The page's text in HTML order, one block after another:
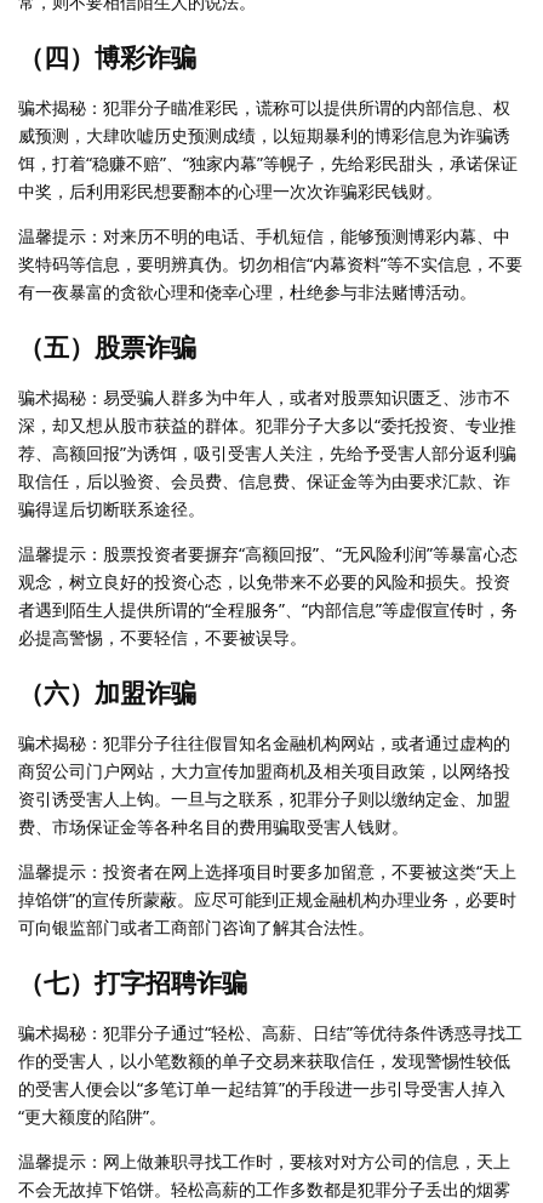
（四）博彩诈骗
骗术揭秘：犯罪分子瞄准彩民，谎称可以提供所谓的内部信息、权
威预测，大肆吹嘘历史预测成绩，以短期暴利的博彩信息为诈骗诱
饵，打着“稳赚不赔”、“独家内幕”等幌子，先给彩民甜头，承诺保证
中奖，后利用彩民想要翻本的心理一次次诈骗彩民钱财。
温馨提示：对来历不明的电话、手机短信，能够预测博彩内幕、中
奖特码等信息，要明辨真伪。切勿相信“内幕资料”等不实信息，不要
有一夜暴富的贪欲心理和侥幸心理，杜绝参与非法赌博活动。
（五）股票诈骗
骗术揭秘：易受骗人群多为中年人，或者对股票知识匮乏、涉市不
深，却又想从股市获益的群体。犯罪分子大多以“委托投资、专业推
荐、高额回报”为诱饵，吸引受害人关注，先给予受害人部分返利骗
取信任，后以验资、会员费、信息费、保证金等为由要求汇款、诈
骗得逞后切断联系途径。
温馨提示：股票投资者要摒弃“高额回报”、“无风险利润”等暴富心态
观念，树立良好的投资心态，以免带来不必要的风险和损失。投资
者遇到陌生人提供所谓的“全程服务”、“内部信息”等虚假宣传时，务
必提高警惕，不要轻信，不要被误导。
（六）加盟诈骗
骗术揭秘：犯罪分子往往假冒知名金融机构网站，或者通过虚构的
商贸公司门户网站，大力宣传加盟商机及相关项目政策，以网络投
资引诱受害人上钩。一旦与之联系，犯罪分子则以缴纳定金、加盟
费、市场保证金等各种名目的费用骗取受害人钱财。
温馨提示：投资者在网上选择项目时要多加留意，不要被这类“天上
掉馅饼”的宣传所蒙蔽。应尽可能到正规金融机构办理业务，必要时
可向银监部门或者工商部门咨询了解其合法性。
（七）打字招聘诈骗
骗术揭秘：犯罪分子通过“轻松、高薪、日结”等优待条件诱惑寻找工
作的受害人，以小笔数额的单子交易来获取信任，发现警惕性较低
的受害人便会以“多笔订单一起结算”的手段进一步引导受害人掉入
“更大额度的陷阱”。
温馨提示：网上做兼职寻找工作时，要核对对方公司的信息，天上
不会无故掉下馅饼。轻松高薪的工作多数都是犯罪分子丢出的烟雾